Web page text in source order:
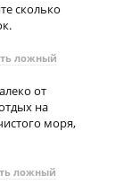
сколько
ложный
от
на
моря,
ложный